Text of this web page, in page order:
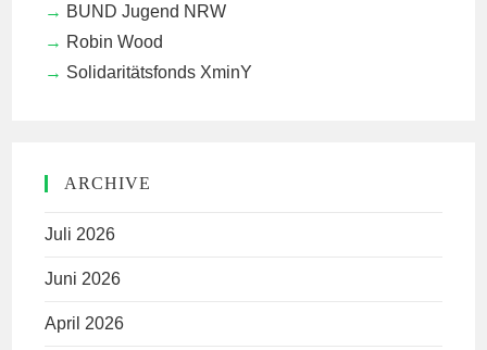
BUND Jugend NRW
Robin Wood
Solidaritätsfonds XminY
ARCHIVE
Juli 2026
Juni 2026
April 2026